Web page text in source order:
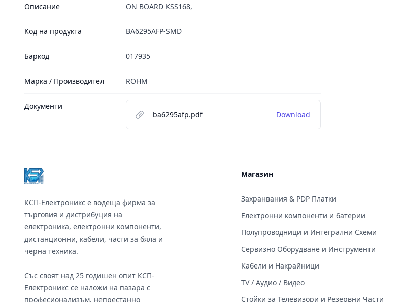
Описание ON BOARD KSS168,
Код на продукта BA6295AFP-SMD
Баркод 017935
Марка / Производител ROHM
Документи
ba6295afp.pdf
Download
КСП-Електроникс е водеща фирма за
търговия и дистрибуция на
електроника, електронни компоненти,
дистанционни, кабели, части за бяла и
черна техника.
Със своят над 25 годишен опит КСП-
Електроникс се наложи на пазара с
професионализъм, непрестанно
Магазин
Захранвания & PDP Платки
Електронни компоненти и батерии
Полупроводници и Интегрални Схеми
Сервизно Оборудване и Инструменти
Кабели и Накрайници
TV / Аудио / Видео
Стойки за Телевизори и Резервни Части